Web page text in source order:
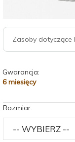
Zasoby
Gwarancja:
6 miesięcy
Rozmiar: